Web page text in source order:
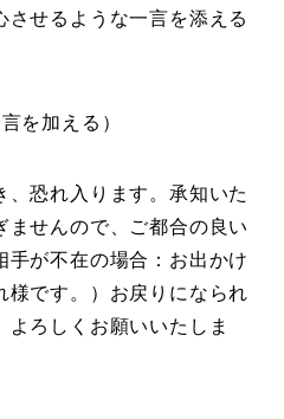
せるような一言を添える
を加える）
、恐れ入ります。承知いた
ませんので、ご都合の良い
手が不在の場合：お出かけ
様です。）お戻りになられ
ろしくお願いいたしま